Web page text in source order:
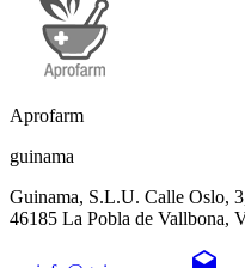
Aprofarm
guinama
Guinama, S.L.U. Calle Oslo,
46185 La Pobla de Vallbona,